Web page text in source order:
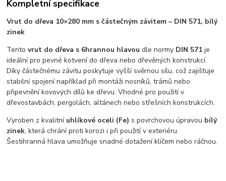
Kompletní specifikace
Vrut do dřeva 10×280 mm s částečným závitem – DIN 571, bílý
zinek
Tentovrut do dřeva s 6hrannou hlavou dle normy DIN 571 je
ideální pro pevné kotvení do dřeva nebo dřevěných konstrukcí.
Díky částečnému závitu poskytuje vyšší svěrnou sílu, což zajišťuje
stabilní spojení například při montáži nosníků, trámů nebo
připevnění kovových dílů ke dřevu. Vhodné pro použití v
dřevostavbách, pergolách, altánech nebo střešních konstrukcích.
Vyroben z kvalitní uhlíkové oceli (Fe) s povrchovou úpravou bílý
zinek, která chrání proti korozi i při použití v exteriéru.
Šestihranná hlava umožňuje snadné dotažení klíčem nebo ráčnou.